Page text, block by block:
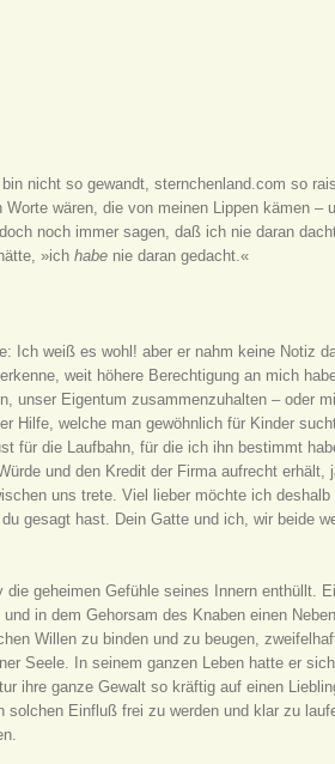
nicht so gewandt, sternchenland.com so
wären, die von meinen Lippen kämen –
noch immer sagen, daß ich nie daran
»ich habe nie daran gedacht.«
Ich weiß es wohl! aber er nahm keine Notiz
weit höhere Berechtigung an mich
Eigentum zusammenzuhalten – oder
Hilfe, welche man gewöhnlich für Kinder
für die Laufbahn, für die ich ihn bestimmt
und den Kredit der Firma aufrecht erhält,
uns trete. Viel lieber möchte ich
gesagt hast. Dein Gatte und ich, wir beide
geheimen Gefühle seines Innern enthüllt.
in dem Gehorsam des Knaben einen
Willen zu binden und zu beugen,
Seele. In seinem ganzen Leben hatte er
ihre ganze Gewalt so kräftig auf einen
Einfluß frei zu werden und klar zu